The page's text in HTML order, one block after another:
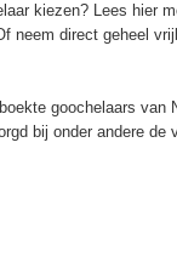
kiezen? Lees hier
neem direct geheel
goochelaars van
bij onder andere de